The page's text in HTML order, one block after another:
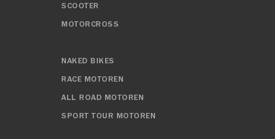
SCOOTER
MOTORCROSS
NAKED BIKES
RACE MOTOREN
ALL ROAD MOTOREN
SPORT TOUR MOTOREN